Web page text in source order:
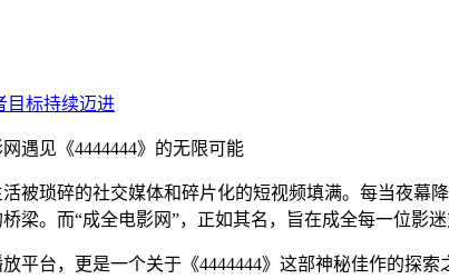
遇见《4444444》的无限可能
被琐碎的社交媒体和碎片化的短视频填满。每当夜
梁。而“成全电影网”，正如其名，旨在成全每一位影
平台，更是一个关于《4444444》这部神秘佳作的探索